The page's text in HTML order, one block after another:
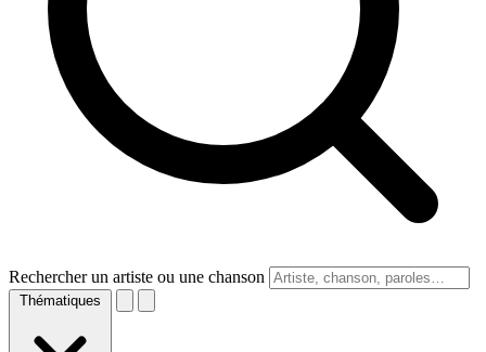
Rechercher un artiste ou une chanson
Thématiques